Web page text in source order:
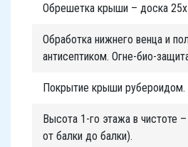
Обрешетка крыши – доска
Обработка нижнего венца и
антисептиком. Огне-био-
Покрытие крыши рубероидом.
Высота 1-го этажа в чистоте
от балки до балки).